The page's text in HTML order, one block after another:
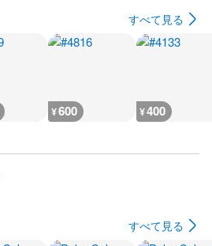
すべて見る
¥600 ¥400
すべて見る